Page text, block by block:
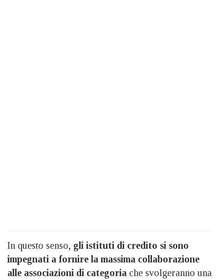
In questo senso, gli istituti di credito si sono
impegnati a fornire la massima collaborazione
alle associazioni di categoria che svolgeranno una